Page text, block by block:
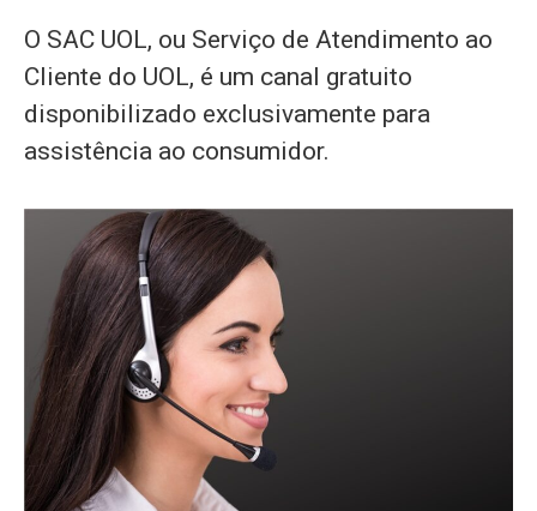
O SAC UOL, ou Serviço de Atendimento ao
Cliente do UOL, é um canal gratuito
disponibilizado exclusivamente para
assistência ao consumidor.